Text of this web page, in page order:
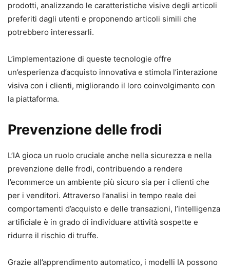
prodotti, analizzando le caratteristiche visive degli articoli
preferiti dagli utenti e proponendo articoli simili che
potrebbero interessarli.
L’implementazione di queste tecnologie offre
un’esperienza d’acquisto innovativa e stimola l’interazione
visiva con i clienti, migliorando il loro coinvolgimento con
la piattaforma.
Prevenzione delle frodi
L’IA gioca un ruolo cruciale anche nella sicurezza e nella
prevenzione delle frodi, contribuendo a rendere
l’ecommerce un ambiente più sicuro sia per i clienti che
per i venditori. Attraverso l’analisi in tempo reale dei
comportamenti d’acquisto e delle transazioni, l’intelligenza
artificiale è in grado di individuare attività sospette e
ridurre il rischio di truffe.
Grazie all’apprendimento automatico, i modelli IA possono